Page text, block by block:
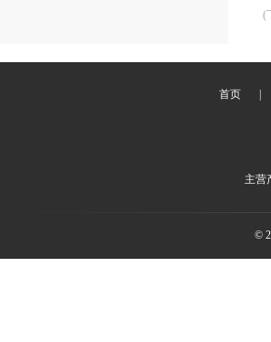
(
首页
主营
©